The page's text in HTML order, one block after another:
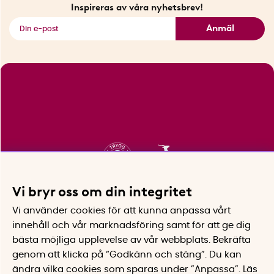
Inspireras av våra nyhetsbrev!
Anmäl
Vi bryr oss om din integritet
Vi använder cookies för att kunna anpassa vårt
innehåll och vår marknadsföring samt för att ge dig
bästa möjliga upplevelse av vår webbplats.
Bekräfta
genom att klicka på “Godkänn och stäng”. Du kan
ändra vilka cookies som sparas under ”Anpassa”.
Läs